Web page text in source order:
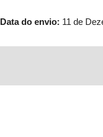
Data do envio: 11 de